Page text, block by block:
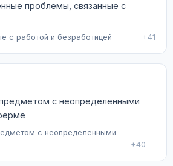
проблемы, связанные с
с работой и безработицей +41
с неопределенными
с неопределенными
+40